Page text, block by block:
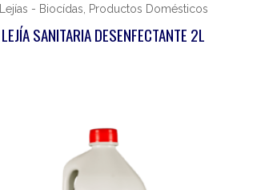
Lejías - Biocídas, Productos Domésticos
LEJÍA SANITARIA DESENFECTANTE 2L